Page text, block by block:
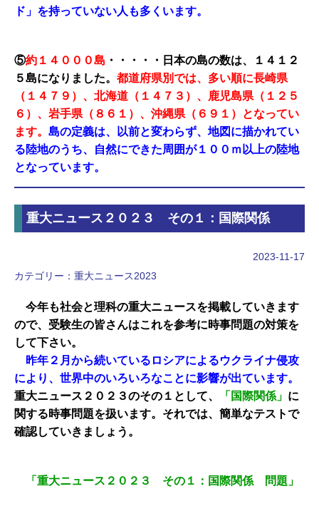
ド」を持っていない人も多くいます。
⑤約１４０００島 ・・・・・日本の島の数は、１４１２
５島になりました。 都道府県別では、多い順に長崎県
（１４７９）、北海道（１４７３）、鹿児島県（１２５
６）、岩手県（８６１）、沖縄県（６９１）となってい
ます。 島の定義は、以前と変わらず、地図に描かれてい
る陸地のうち、自然にできた周囲が１００ｍ以上の陸地
となっています。
重大ニュース２０２３ その１：国際関係
2023-11-17
カテゴリー： 重大ニュース2023
今年も社会と理科の重大ニュースを掲載していきます
ので、受験生の皆さんはこれを参考に時事問題の対策を
して下さい。
昨年２月から続いているロシアによるウクライナ侵攻
により、世界中のいろいろなことに影響が出ています。
重大ニュース２０２３のその１として、
「国際関係」 に
関する時事問題を扱います。それでは、簡単なテストで
確認していきましょう。
「重大ニュース２０２３ その１：国際関係 問題」